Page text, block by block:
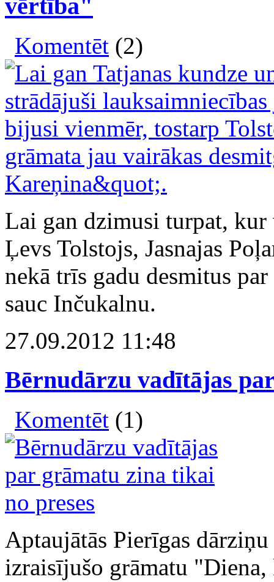
vērtība"
Komentēt (2)
Lai gan dzimusi turpat, kur
Ļevs Tolstojs, Jasnajas
nekā trīs gadu desmitus
sauc Inčukalnu.
27.09.2012 11:48
Bērnudārzu vadītājas
Komentēt (1)
Aptaujātās Pierīgas
izraisījušo grāmatu